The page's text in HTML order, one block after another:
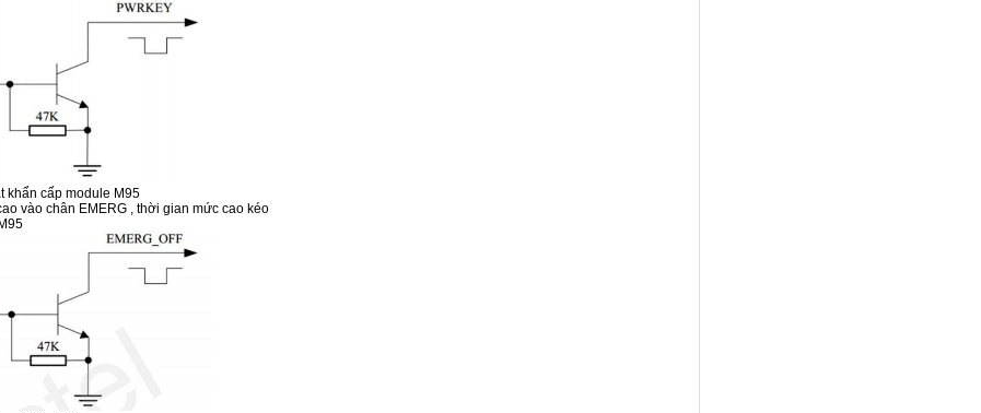
khẩn cấp module M95
chân EMERG , thời gian mức cao kéo